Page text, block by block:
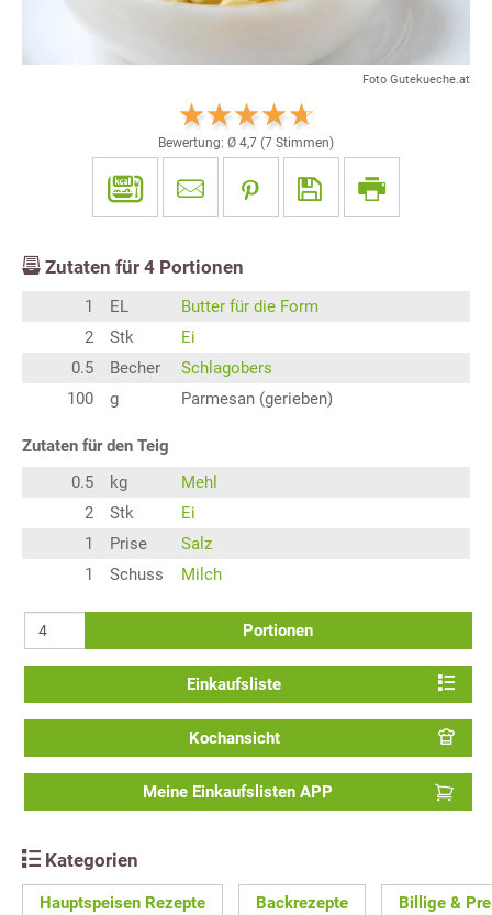
Foto Gutekueche.at
Bewertung: Ø 4,7 (7 Stimmen)
Zutaten für 4 Portionen
1 EL
Butter für die Form
2
Stk
Ei
0.5
Becher
Schlagobers
100
g Parmesan (gerieben)
Zutaten für den Teig
0.5
kg
Mehl
2
Stk
Ei
1
Prise
Salz
1
Schuss Milch
Portionen
Einkaufsliste
Kochansicht
Meine Einkaufslisten APP
Kategorien
Hauptspeisen Rezepte Backrezepte Billige &